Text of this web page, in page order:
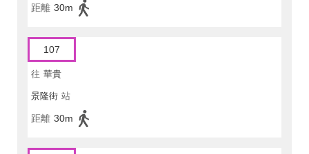
距離 30m
107
往 華貴
景隆街 站
距離 30m